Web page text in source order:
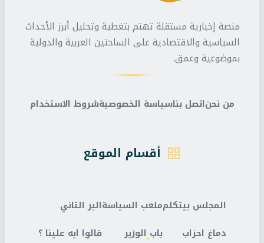
منصة إخبارية مستقلة تهتم بتغطية وتحليل أبرز الأحداث
السياسية والاقتصادية على الساحتين العربية والدولية
بموضوعية وعمق.
من نحناتصل بناسياسة الخصوصيةشروط الاستخدام
أقسام الموقع
المجلس بيتكلم
دماغ احزاب
ملعب السياسة
باب الوزير
البر التاني
قالوا ايه علينا ؟